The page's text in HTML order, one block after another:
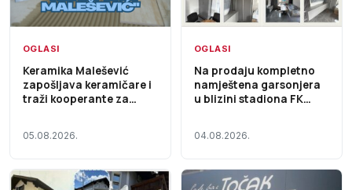
OGLASI
Keramika Malešević
zapošljava keramičare i
traži kooperante za
05.08.2026.
OGLASI
Na prodaju kompletno
namještena garsonjera
u blizini stadiona FK
04.08.2026.